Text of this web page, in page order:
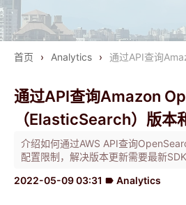
首页 › Analytics › 通过API查询
通过API查询Amazon
（ElasticSearch）版本
介绍如何通过AWS API查询
配置限制，解决版本更新需要最新SDK
2022-05-09 03:31 label Analytics